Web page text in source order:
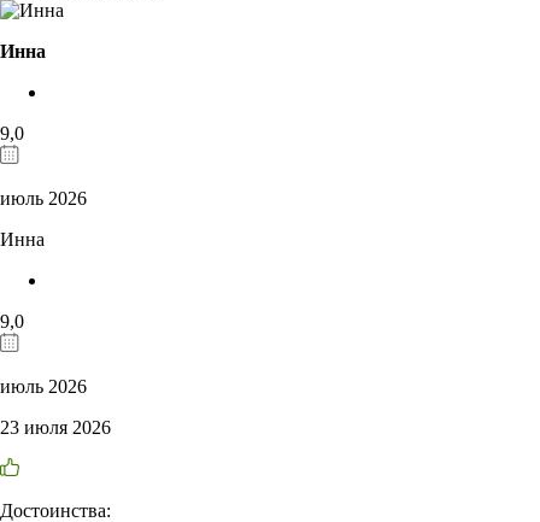
Инна
9,0
июль 2026
Инна
9,0
июль 2026
23 июля 2026
Достоинства: